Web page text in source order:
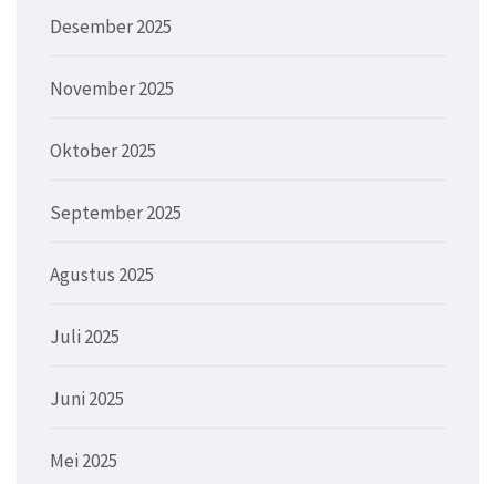
Desember 2025
November 2025
Oktober 2025
September 2025
Agustus 2025
Juli 2025
Juni 2025
Mei 2025